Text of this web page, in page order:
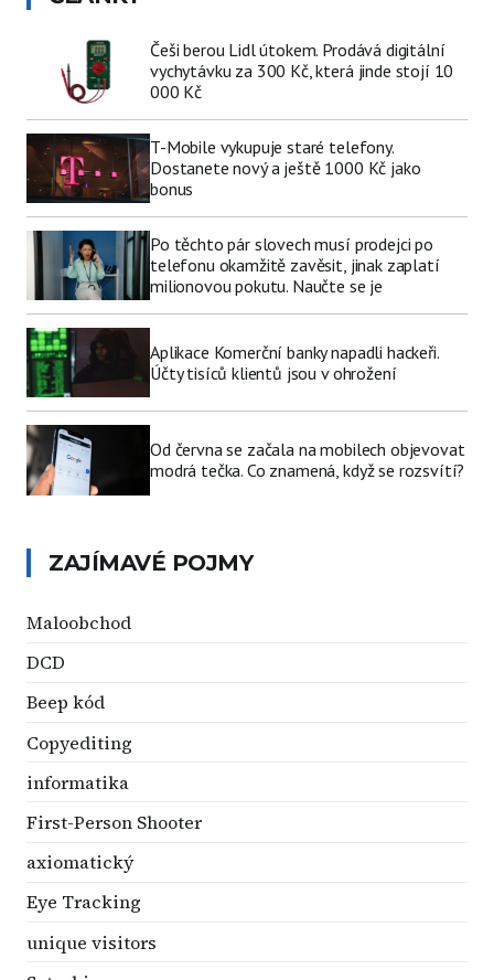
Češi berou Lidl útokem. Prodává digitální
vychytávku za 300 Kč, která jinde stojí 10
000 Kč
T-Mobile vykupuje staré telefony.
Dostanete nový a ještě 1000 Kč jako
bonus
Po těchto pár slovech musí prodejci po
telefonu okamžitě zavěsit, jinak zaplatí
milionovou pokutu. Naučte se je
Aplikace Komerční banky napadli hackeři.
Účty tisíců klientů jsou v ohrožení
Od června se začala na mobilech objevovat
modrá tečka. Co znamená, když se rozsvítí?
ZAJÍMAVÉ POJMY
Maloobchod
DCD
Beep kód
Copyediting
informatika
First-Person Shooter
axiomatický
Eye Tracking
unique visitors